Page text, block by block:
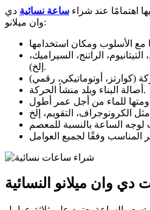
اهتمامًا عند شراء ساعة نسائية دي
وان ميلانو:
الراتنج، السيراميك،
إلخ).
أصالة البناء وبلد منشأ الحركة.
وان ميلانو النسائية